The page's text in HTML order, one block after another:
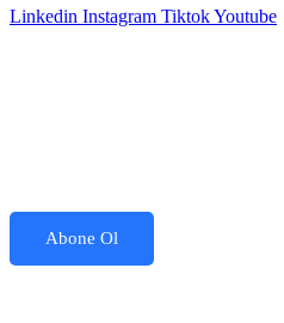
Linkedin Instagram TiktokYoutube
Abone Ol